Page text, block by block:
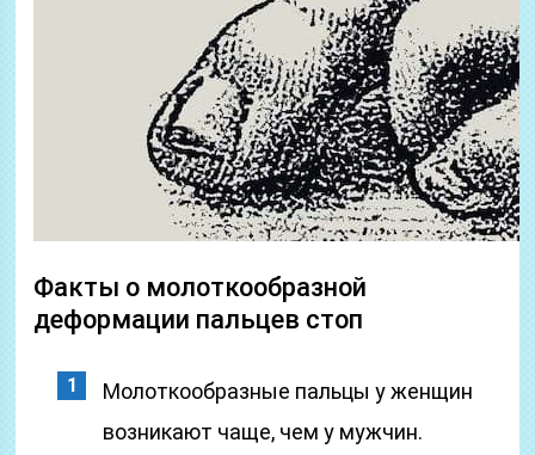
Факты о молоткообразной
деформации пальцев стоп
Молоткообразные пальцы у женщин
возникают чаще, чем у мужчин.